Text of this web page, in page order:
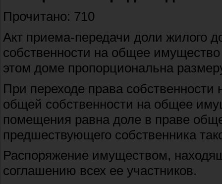
Прочитано: 710
Акт приема-передачи доли жилого
собственности на общее
этом доме пропорциональна
При переходе права
общей собственности на общее
помещения равна доле в праве
предшествующего собственника
Распоряжение имуществом,
соглашению всех ее участников.